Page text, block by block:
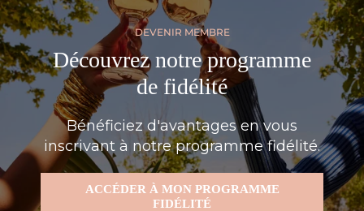
DEVENIR MEMBRE
Découvrez notre programme
de fidélité
Bénéficiez d'avantages en vous
inscrivant à notre programme fidélité.
ACCÉDER À MON PROGRAMME
FIDÉLITÉ